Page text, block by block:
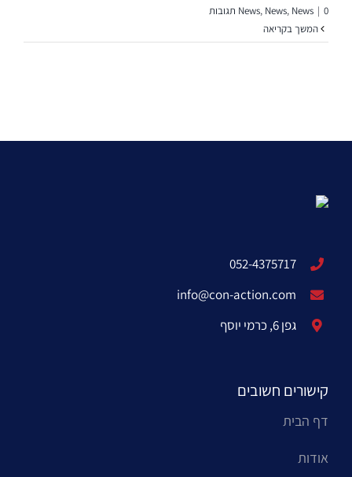
News, News, News | 0 תגובות
המשך בקריאה
052-4375717
info@con-action.com
גפן 6, כרמי יוסף
קישורים חשובים
דף הבית
אודות